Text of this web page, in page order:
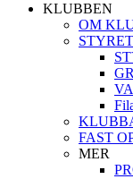
KLUBBEN
OM
FAST
MER